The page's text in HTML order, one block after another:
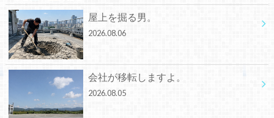
屋上を掘る男。
2026.08.06
会社が移転しますよ。
2026.08.05